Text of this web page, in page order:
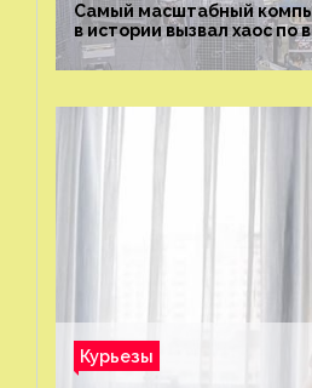
Самый масштабный
в истории вызвал хаос по
было?
Курьезы